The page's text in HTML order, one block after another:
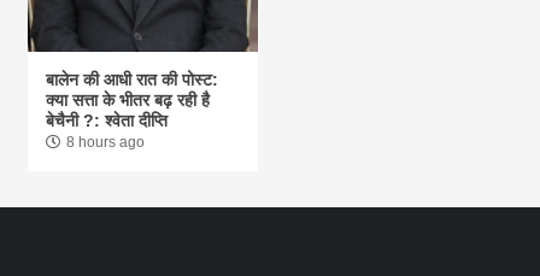
बालेन की आधी रात की पोस्ट:
क्या सत्ता के भीतर बढ़ रही है
बेचैनी ?: श्वेता दीप्ति
8 hours ago